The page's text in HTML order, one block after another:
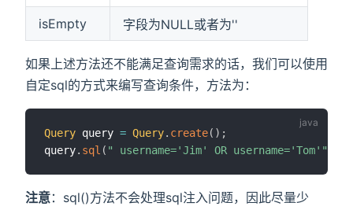
isEmpty 字段为NULL或者为''
如果上述方法还不能满足查询需求的话，我们可以使用
自定sql的方式来编写查询条件，方法为：
Query query = Query. create( ) ;
query. sql ( " username='Jim' OR username='Tom'"
注意：sql()方法不会处理sql注入问题，因此尽量少